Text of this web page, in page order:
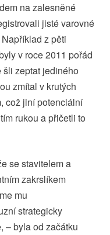
na zalesněné
jisté varovné
z pěti
v roce 2011 pořád
šli zeptat jediného
zmítal v krutých
což jiní potenciální
rukou a přičetli to
se stavitelem a
zakrslíkem
mu
strategicky
– byla od začátku